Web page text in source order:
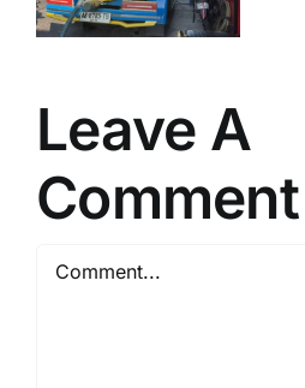
Leave A
Comment
Comment